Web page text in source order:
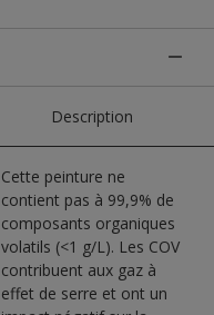
Description
Cette peinture ne
contient pas à 99,9% de
composants organiques
volatils (<1 g/L). Les COV
contribuent aux gaz à
effet de serre et ont un